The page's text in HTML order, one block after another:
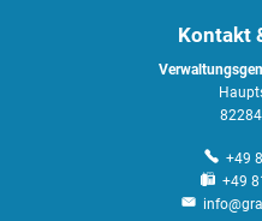
Kontakt
+49
+49